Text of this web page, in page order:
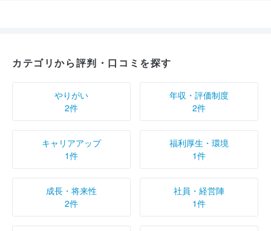
カテゴリから評判・口コミを探す
やりがい
2件
年収・評価制度
2件
キャリアアップ
1件
福利厚生・環境
1件
成長・将来性
2件
社員・経営陣
1件